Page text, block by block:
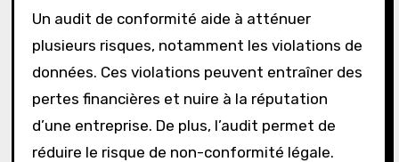
Un audit de conformité aide à atténuer
plusieurs risques, notamment les violations de
données. Ces violations peuvent entraîner des
pertes financières et nuire à la réputation
d’une entreprise. De plus, l’audit permet de
réduire le risque de non-conformité légale.